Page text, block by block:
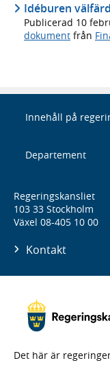
Idéburen välfärd
Publicerad 10
dokument från
Innehåll på
Departement
Regeringskansliet
103 33 Stockholm
Växel 08-405 10 00
Kontakt
Det här är